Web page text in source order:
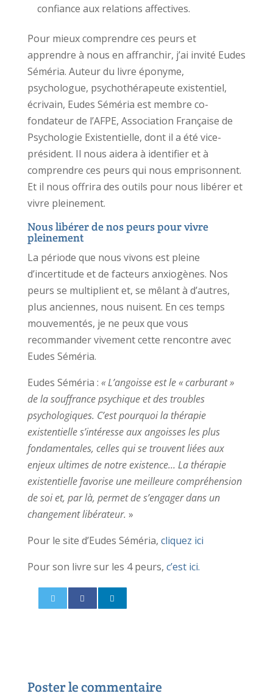
confiance aux relations affectives.
Pour mieux comprendre ces peurs et
apprendre à nous en affranchir, j’ai invité Eudes
Séméria. Auteur du livre éponyme,
psychologue, psychothérapeute existentiel,
écrivain, Eudes Séméria est membre co-
fondateur de l’AFPE, Association Française de
Psychologie Existentielle, dont il a été vice-
président. Il nous aidera à identifier et à
comprendre ces peurs qui nous emprisonnent.
Et il nous offrira des outils pour nous libérer et
vivre pleinement.
Nous libérer de nos peurs pour vivre
pleinement
La période que nous vivons est pleine
d’incertitude et de facteurs anxiogènes. Nos
peurs se multiplient et, se mêlant à d’autres,
plus anciennes, nous nuisent. En ces temps
mouvementés, je ne peux que vous
recommander vivement cette rencontre avec
Eudes Séméria.
Eudes Séméria : « L’angoisse est le « carburant »
de la souffrance psychique et des troubles
psychologiques. C’est pourquoi la thérapie
existentielle s’intéresse aux angoisses les plus
fondamentales, celles qui se trouvent liées aux
enjeux ultimes de notre existence… La thérapie
existentielle favorise une meilleure compréhension
de soi et, par là, permet de s’engager dans un
changement libérateur. »
Pour le site d’Eudes Séméria, cliquez ici
Pour son livre sur les 4 peurs, c’est ici.
Poster le commentaire